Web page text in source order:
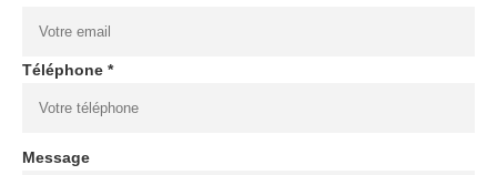
Téléphone *
Message